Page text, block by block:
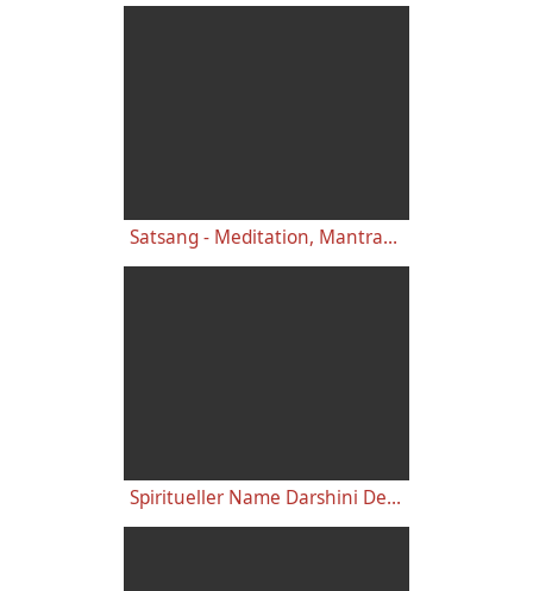
Satsang - Meditation, Mantrasingen und Arati mit Darshini Devi - Yoga Vidya live 7.00 Uhr - 1.11.2020
Spiritueller Name Darshini Devi - Bedeutung und Übersetzung aus dem Sanskrit